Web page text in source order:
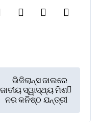
ଭିଜିଲାନ୍ସ ଜାଲରେ
ଜାତୀୟ ସ୍ୱାସ୍ଥ୍ୟ ମିଶ
ନର କନିଷ୍ଠ ଯନ୍ତ୍ରୀ